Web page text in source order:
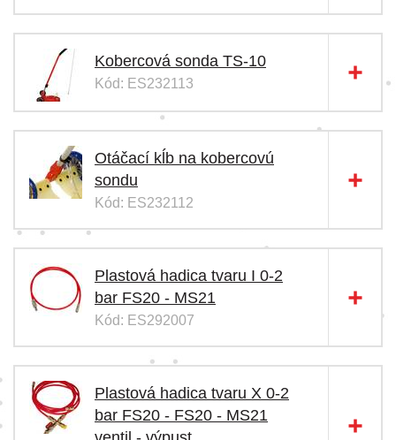
Kobercová sonda TS-10
Kód: ES232113
Otáčací kĺb na kobercovú
sondu
Kód: ES232112
Plastová hadica tvaru I 0-2
bar FS20 - MS21
Kód: ES292007
Plastová hadica tvaru X 0-2
bar FS20 - FS20 - MS21